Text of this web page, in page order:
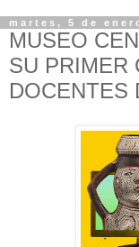
martes, 5 de
MUSEO
SU PRIMER
DOCENTES